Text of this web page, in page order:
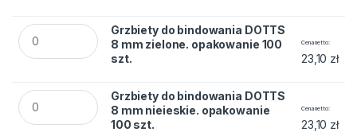
Grzbiety do bindowania DOTTS 8 mm zielone. opakowanie
Grzbiety do bindowania DOTTS
8 mm zielone. opakowanie 100
szt.
Cena netto
23,10 zł
Grzbiety do bindowania DOTTS 8 mm nieieskie.
Grzbiety do bindowania DOTTS
8 mm nieieskie. opakowanie
100 szt.
Cena netto
23,10 zł